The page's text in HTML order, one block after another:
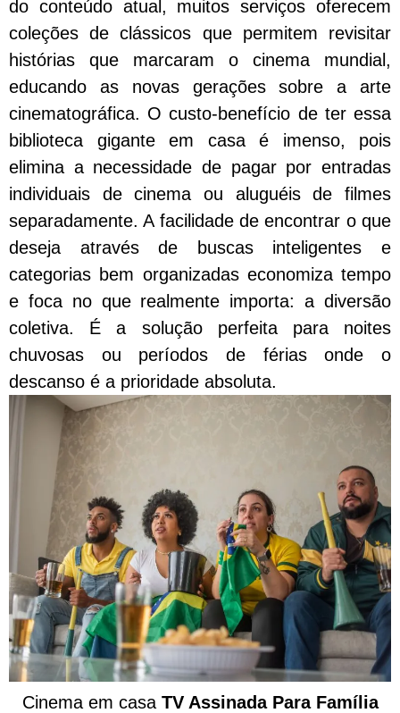
do conteúdo atual, muitos serviços oferecem
coleções de clássicos que permitem revisitar
histórias que marcaram o cinema mundial,
educando as novas gerações sobre a arte
cinematográfica. O custo-benefício de ter essa
biblioteca gigante em casa é imenso, pois
elimina a necessidade de pagar por entradas
individuais de cinema ou aluguéis de filmes
separadamente. A facilidade de encontrar o que
deseja através de buscas inteligentes e
categorias bem organizadas economiza tempo
e foca no que realmente importa: a diversão
coletiva. É a solução perfeita para noites
chuvosas ou períodos de férias onde o
descanso é a prioridade absoluta.
Cinema em casa TV Assinada Para Família